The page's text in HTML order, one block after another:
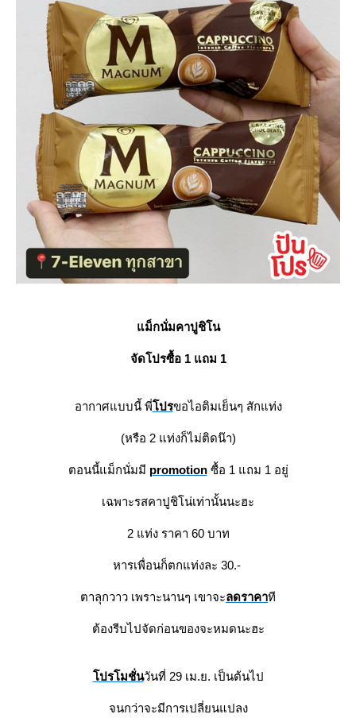
ม็กนั่มคาปูชิโน
จัดโปรซื้อ 1 แถม 1
อากาศแบบนี้ พี่ปรขอไอติมเย็นๆ สักแท่ง
(หรือ 2 แท่งก็ไม่ติดน๊า)
ตอนนี้แม็กนั่มมี promotionซื้อ 1 แถม 1 อยู่
เฉพาะรสคาปูชิโน่เท่านั้นนะฮะ
2 แท่ง ราคา 60 บาท
หารเพื่อนก็ตกแท่งละ 30.-
ตาลุกวาว เพราะนานๆ เขาจะลดราคาที
ต้องรีบไปจัดก่อนของจะหมดนะฮะ
ปรโมชั่นวันที่ 29 เม.ย. เป็นต้นไป
จนกว่าจะมีการเปลี่ยนแปลง